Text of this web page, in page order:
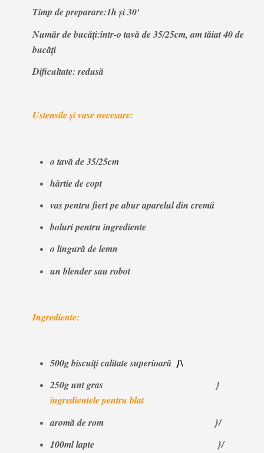
Timp de preparare:1h și 30'
Număr de bucăți:într-o tavă de 35/25cm, am tăiat 40 de
bucăți
Dificultate: redusă
Ustensile și vase necesare:
o tavă de 35/25cm
hârtie de copt
vas pentru fiert pe abur aparelul din cremă
boluri pentru ingrediente
o lingură de lemn
un blender sau robot
Ingrediente:
500g biscuiți calitate superioară }\
250g unt gras }
ingredientele pentru blat
aromă de rom }/
100ml lapte}/